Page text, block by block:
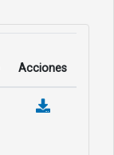
Acciones